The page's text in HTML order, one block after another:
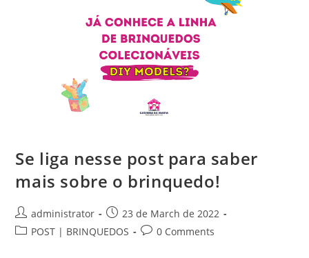
Liga
Nesse
Post
Para
Saber
Mais
Sobre
Brinquedo!
Se liga nesse post para saber
mais sobre o brinquedo!
Post
author:
administrator
Post
published:
23 de March de 2022
PostPOST | BRINQUEDOS
Post0 Comments